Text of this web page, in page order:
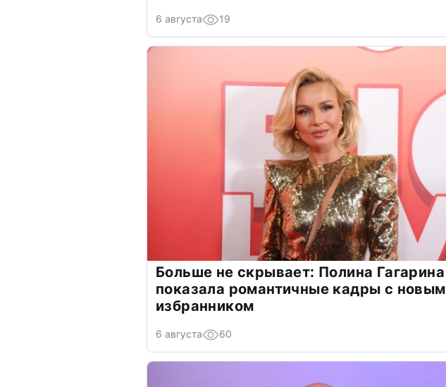
6 августа 19
Больше не скрывает: Полина Гагарина
показала романтичные кадры с новым
избранником
6 августа 60